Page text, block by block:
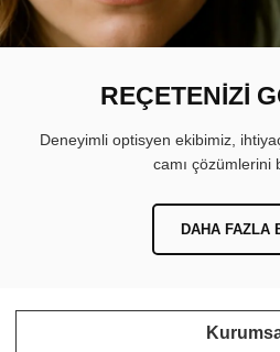
REÇETENİZİ
Deneyimli optisyen ekibimiz,
camı çözümlerini
DAHA FAZLA